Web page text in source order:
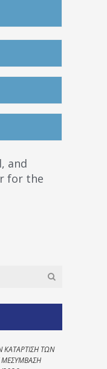
and
for the
ΚΑΤΑΡΤΙΣΗ ΤΩΝ